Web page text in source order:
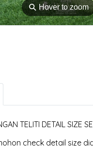
⚲ Hover to zoom
TELITI DETAIL SIZE
check detail size